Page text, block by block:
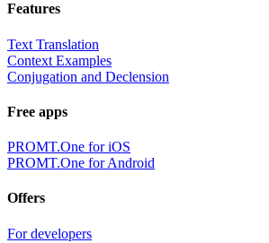
Features
Text Translation
Context Examples
Conjugation and Declension
Free apps
PROMT.One for iOS
PROMT.One for Android
Offers
For developers